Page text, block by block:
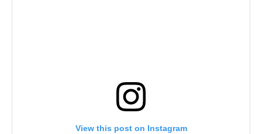
View this post on Instagram